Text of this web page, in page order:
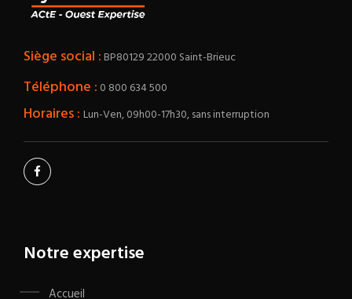
Siège social :BP80129 22000 Saint-Brieuc
Téléphone : 0 800 634 500
Horaires : Lun-Ven, 09h00-17h30, sans interruption
Notre expertise
Accueil